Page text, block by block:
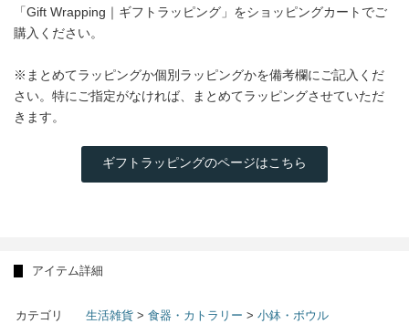
「Gift Wrapping｜ギフトラッピング」をショッピングカートでご
購入ください。
※まとめてラッピングか個別ラッピングかを備考欄にご記入くだ
さい。特にご指定がなければ、まとめてラッピングさせていただ
きます。
ギフトラッピングのページはこちら
アイテム詳細
カテゴリ 生活雑貨 > 食器・カトラリー > 小鉢・ボウル